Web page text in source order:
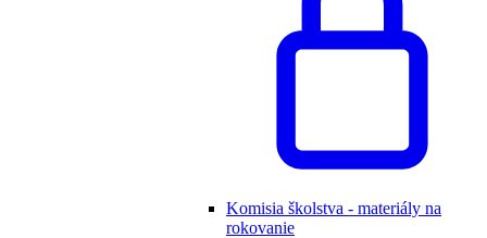
Komisia školstva - materiály na
rokovanie